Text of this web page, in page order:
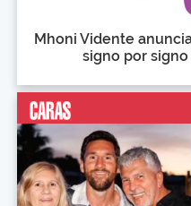
Mhoni Vidente
signo por